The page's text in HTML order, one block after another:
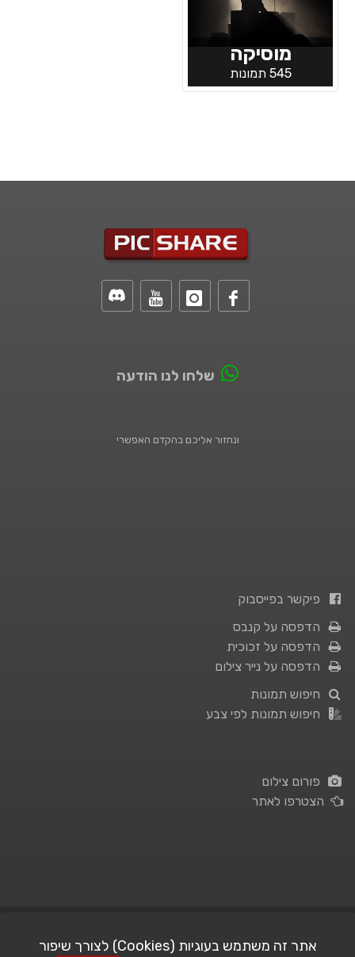
מוסיקה
545 תמונות
שלחו לנו הודעה
ונחזור אליכם בהקדם האפשרי
פיקשר בפייסבוק
הדפסה על קנבס
הדפסה על זכוכית
הדפסה על נייר צילום
חיפוש תמונות
חיפוש תמונות לפי צבע
פורום צילום
הצטרפו לאתר
אתר זה משתמש בעוגיות (Cookies) לצורך שיפור